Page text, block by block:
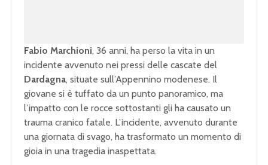
Fabio Marchioni, 36 anni, ha perso la vita in un
incidente avvenuto nei pressi delle cascate del
Dardagna, situate sull’Appennino modenese. Il
giovane si è tuffato da un punto panoramico, ma
l’impatto con le rocce sottostanti gli ha causato un
trauma cranico fatale. L’incidente, avvenuto durante
una giornata di svago, ha trasformato un momento di
gioia in una tragedia inaspettata.